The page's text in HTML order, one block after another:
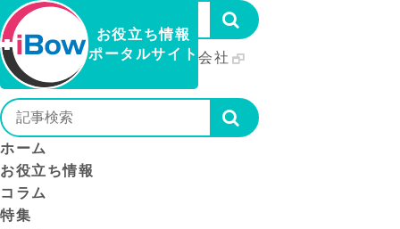
お役立ち情報
ポータルサイト
iBowとは
運営会社
お問い合わせ
ホーム
お役立ち情報
コラム
特集